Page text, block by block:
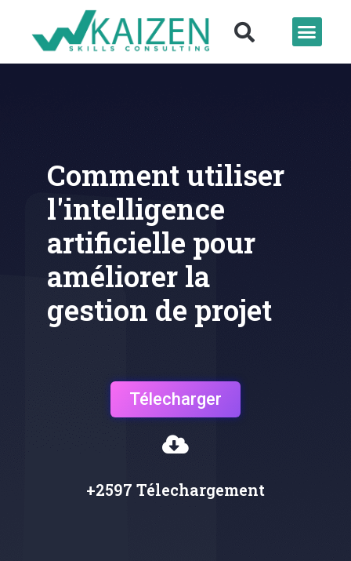
Comment utiliser
l'intelligence
artificielle pour
améliorer la
gestion de projet
Télecharger
+2597 Télechargement